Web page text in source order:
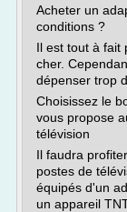
Acheter un
conditions ?
Il est tout à fait
cher.
dépenser trop
Choisissez le
vous propose
télévision
Il faudra
postes de
équipés d'un
un appareil